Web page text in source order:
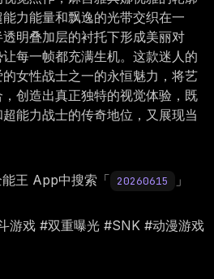
力能量和飘逸的光带交织在一
明叠加层的衬托下形成美丽对
每一帧都充满生机。这款迷人的
女性战士之一的永恒魅力，将艺
创造出真正独特的视觉体验，既
能力战士的传奇地位，又展现当
王 App中搜索「 20260615 」
游戏 #双重曝光 #SNK #动漫游戏